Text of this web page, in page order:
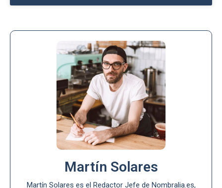
Martín Solares
Martín Solares es el Redactor Jefe de Nombralia.es,